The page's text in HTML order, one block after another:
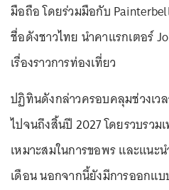
มือถือ โดยร่วมมือกับ
ชื่อดังชาวไทย นำคาแรกเตอร์
เรื่องราวการท่องเที่ยว
ปฏิทินดังกล่าวครอบคลุมช่วงเว
ไปจนถึงสิ้นปี 2027 โดยรวบรว
เหมาะสมในการขอพร และแนะ
เดือน นอกจากนี้ยังมีการออกแ